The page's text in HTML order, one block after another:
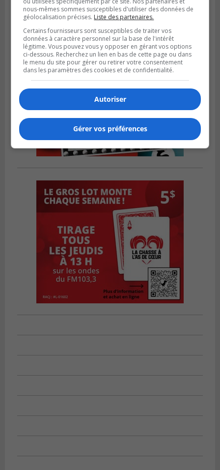
valoriser des cendres d’incinération
nous-mêmes sommes susceptibles d'utiliser des données de
géolocalisation précises. Liste des partenaires.
Certains fournisseurs sont susceptibles de traiter vos
données à caractère personnel sur la base de l'intérêt
légitime. Vous pouvez vous y opposer en gérant vos options
ci-dessous. Recherchez un lien en bas de cette page ou dans
le menu du site pour gérer ou retirer votre consentement
dans les paramètres des cookies et de confidentialité.
Autoriser
Gérer vos préférences